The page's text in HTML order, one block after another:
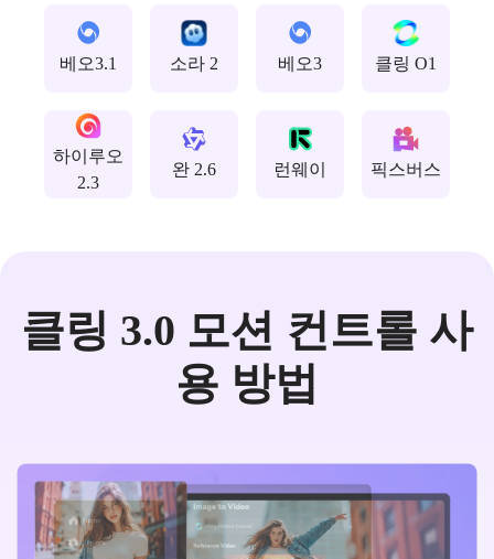
베오3.1 소라 2 베오3 클링 O1
하이루오
2.3
완 2.6 런웨이 픽스버스
클링 3.0 모션 컨트롤 사
용 방법